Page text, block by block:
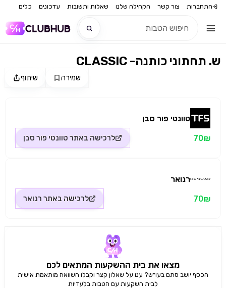
התחברות צור קשר הקהילה שלנו שאלות ותשובות עדכונים כלים
שיתוף שמירה
CLASSIC -ש. תחתוני כותנה
טוונטי פור סבן
70₪ לרכישה באתר טוונטי פור סבן
רנואר
70₪ לרכישה באתר רנואר
מצאו את בית ההשקעות המתאים לכם
הכסף יושב סתם בעו״ש? ענו על שאלון קצר וקבלו השוואה מותאמת אישית
לבית השקעות עם הטבות בלעדיות